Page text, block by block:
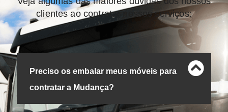
clientes ao contratar nossos serviços:
Preciso os embalar meus móveis para
contratar a Mudança?